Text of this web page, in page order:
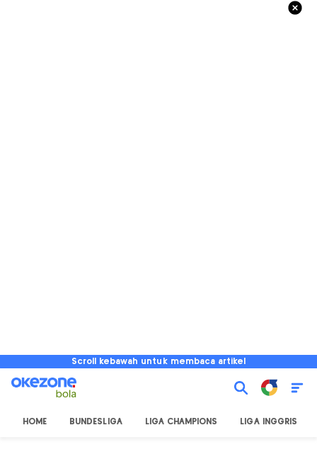
Scroll kebawah untuk membaca artikel
HOME BUNDESLIGA LIGA CHAMPIONS LIGA INGGRIS